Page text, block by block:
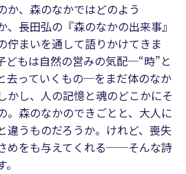
か、森のなかではどのよう
、長田弘の『森のなかの出来事』
佇まいを通して語りかけてきま
どもは自然の営みの気配─“時”と
去っていくもの─をまだ体のなか
かし、人の記憶と魂のどこかにそ
。森のなかのできごとと、大人に
違うものだろうか。けれど、喪失
めをも与えてくれる──そんな詩